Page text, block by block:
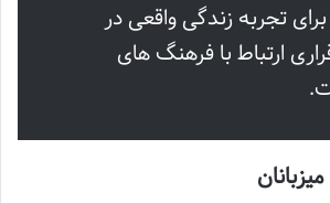
تجربه زندگی واقعی در
ارتباط با فرهنگ های